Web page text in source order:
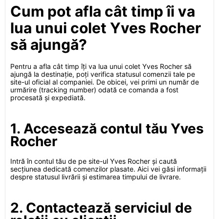
Cum pot afla cât timp îi va
lua unui colet Yves Rocher
să ajungă?
Pentru a afla cât timp îți va lua unui colet Yves Rocher să
ajungă la destinație, poți verifica statusul comenzii tale pe
site-ul oficial al companiei. De obicei, vei primi un număr de
urmărire (tracking number) odată ce comanda a fost
procesată și expediată.
1. Accesează contul tău Yves
Rocher
Intră în contul tău de pe site-ul Yves Rocher și caută
secțiunea dedicată comenzilor plasate. Aici vei găsi informații
despre statusul livrării și estimarea timpului de livrare.
2. Contactează serviciul de